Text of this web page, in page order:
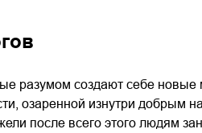
разумом создают себе
озаренной изнутри добрым
после всего этого людям